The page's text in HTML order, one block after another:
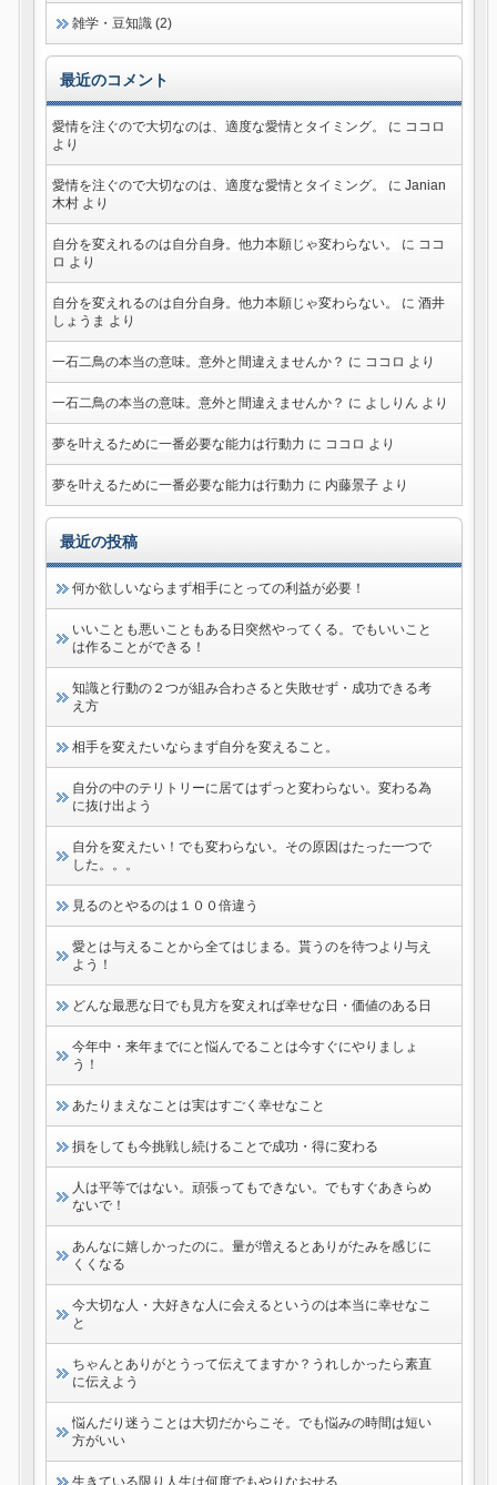
雑学・豆知識 (2)
最近のコメント
愛情を注ぐので大切なのは、適度な愛情とタイミング。 に ココロ
より
愛情を注ぐので大切なのは、適度な愛情とタイミング。 に Janian
木村より
自分を変えれるのは自分自身。他力本願じゃ変わらない。 に ココ
ロ より
自分を変えれるのは自分自身。他力本願じゃ変わらない。 に 酒井
しょうま より
一石二鳥の本当の意味。意外と間違えませんか？ に ココロ より
一石二鳥の本当の意味。意外と間違えませんか？ に よしりん より
夢を叶えるために一番必要な能力は行動力 に ココロ より
夢を叶えるために一番必要な能力は行動力 に 内藤景子より
最近の投稿
何か欲しいならまず相手にとっての利益が必要！
いいことも悪いこともある日突然やってくる。でもいいこと
は作ることができる！
知識と行動の２つが組み合わさると失敗せず・成功できる考
え方
相手を変えたいならまず自分を変えること。
自分の中のテリトリーに居てはずっと変わらない。変わる為
に抜け出よう
自分を変えたい！でも変わらない。その原因はたった一つで
した。。。
見るのとやるのは１００倍違う
愛とは与えることから全てはじまる。貰うのを待つより与え
よう！
どんな最悪な日でも見方を変えれば幸せな日・価値のある日
今年中・来年までにと悩んでることは今すぐにやりましょ
う！
あたりまえなことは実はすごく幸せなこと
損をしても今挑戦し続けることで成功・得に変わる
人は平等ではない。頑張ってもできない。でもすぐあきらめ
ないで！
あんなに嬉しかったのに。量が増えるとありがたみを感じに
くくなる
今大切な人・大好きな人に会えるというのは本当に幸せなこ
と
ちゃんとありがとうって伝えてますか？うれしかったら素直
に伝えよう
悩んだり迷うことは大切だからこそ。でも悩みの時間は短い
方がいい
生きている限り人生は何度でもやりなおせる